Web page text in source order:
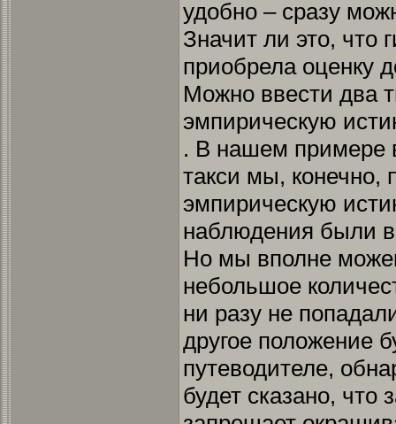
удобно – сразу
Значит ли это, что
приобрела оценку
Можно ввести два
эмпирическую
. В нашем примере
такси мы, конечно,
эмпирическую
наблюдения были в
Но мы вполне
небольшое
ни разу не
другое положение
путеводителе,
будет сказано, что